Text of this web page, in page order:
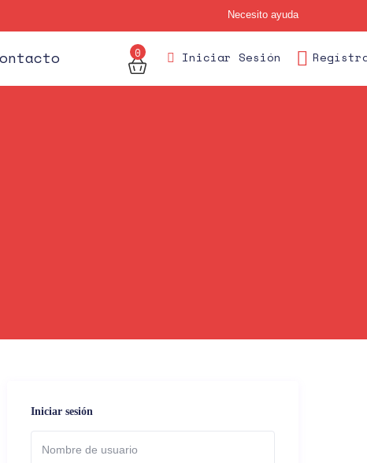
Necesito ayuda
0 Iniciar Sesión
Iniciar sesión